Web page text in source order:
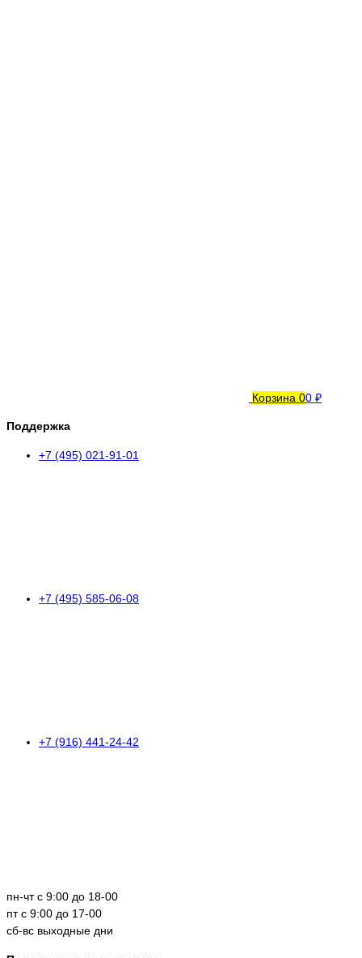
Корзина 00 ₽
Поддержка
+7 (495) 021-91-01
+7 (495) 585-06-08
+7 (916) 441-24-42
пн-чт с 9:00 до 18-00
пт с 9:00 до 17-00
сб-вс выходные дни